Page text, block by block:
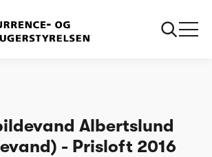
Albertslund
- Prisloft 2016